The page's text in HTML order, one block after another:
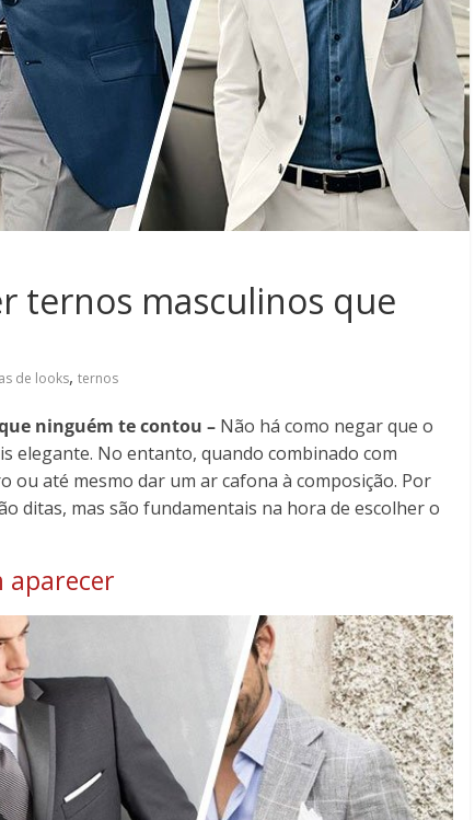
ternos masculinos que
de looks, ternos
ninguém te contou – Não há como negar que o
elegante. No entanto, quando combinado com
ou até mesmo dar um ar cafona à composição. Por
ditas, mas são fundamentais na hora de escolher o
aparecer